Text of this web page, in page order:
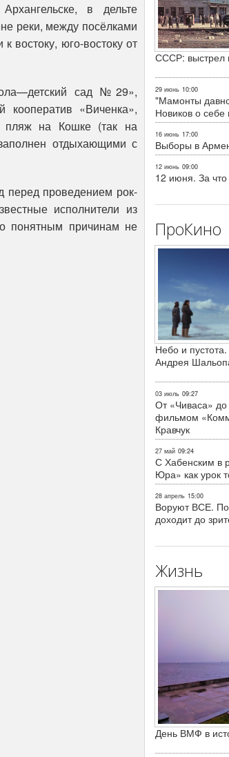
в дельте
реки, между посёлками
востоку, юго-востоку от
сад №29»,
«Виченка»,
пляж на Кошке (так на
отдыхающими с
перед проведением рок-
исполнители из
понятным причинам не
СССР: выстрел
29 июнь 10:00
"Мамонты
Новиков о себе
16 июнь 17:00
Выборы в
12 июнь 09:00
12 июня. За
ПроКино
Небо и
Андрея
03 июль 09:27
От «Чиваса»
фильмом
Кравчук
27 май 09:24
С Хабенским в
Юра» как урок
28 апрель 15:00
Воруют ВСЕ.
доходит до
Жизнь
День ВМФ в